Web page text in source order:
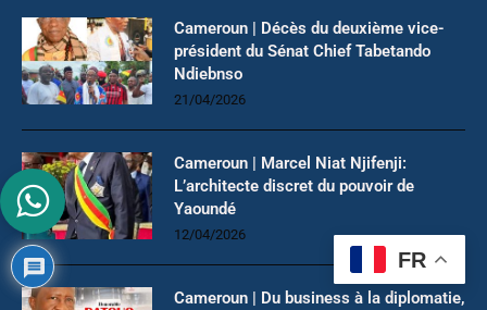
Cameroun | Décès du deuxième vice-
président du Sénat Chief Tabetando
Ndiebnso
21/04/2026
Cameroun | Marcel Niat Njifenji:
L’architecte discret du pouvoir de
Yaoundé
12/04/2026
Cameroun | Du business à la diplomatie,
FR